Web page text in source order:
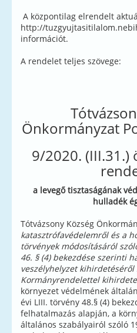
A központilag elrendelt
http://
információt.
A rendelet teljes szövege:
Önkormányzat
9/2020.
a levegő tisztaságának
hulladék
Tótvázsony Község
katasztrófavédelemről és a
törvények módosításáról
46. § (4) bekezdése szerinti
veszélyhelyzet kihirdetéséről
Kormányrendelettel
környezet védelmének
évi LIII. törvény 48.§ (4)
felhatalmazás alapján, a
általános szabályairól szóló